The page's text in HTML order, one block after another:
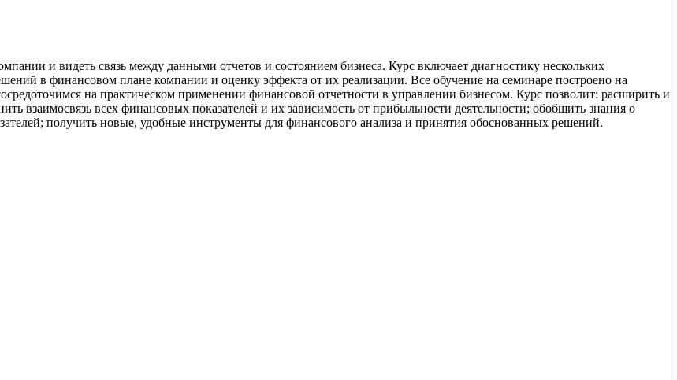
и видеть связь между данными отчетов и состоянием бизнеса. Курс включает диагностику нескольких
в финансовом плане компании и оценку эффекта от их реализации. Все обучение на семинаре построено на
на практическом применении финансовой отчетности в управлении бизнесом. Курс позволит: расширить и
взаимосвязь всех финансовых показателей и их зависимость от прибыльности деятельности; обобщить знания о
получить новые, удобные инструменты для финансового анализа и принятия обоснованных решений.